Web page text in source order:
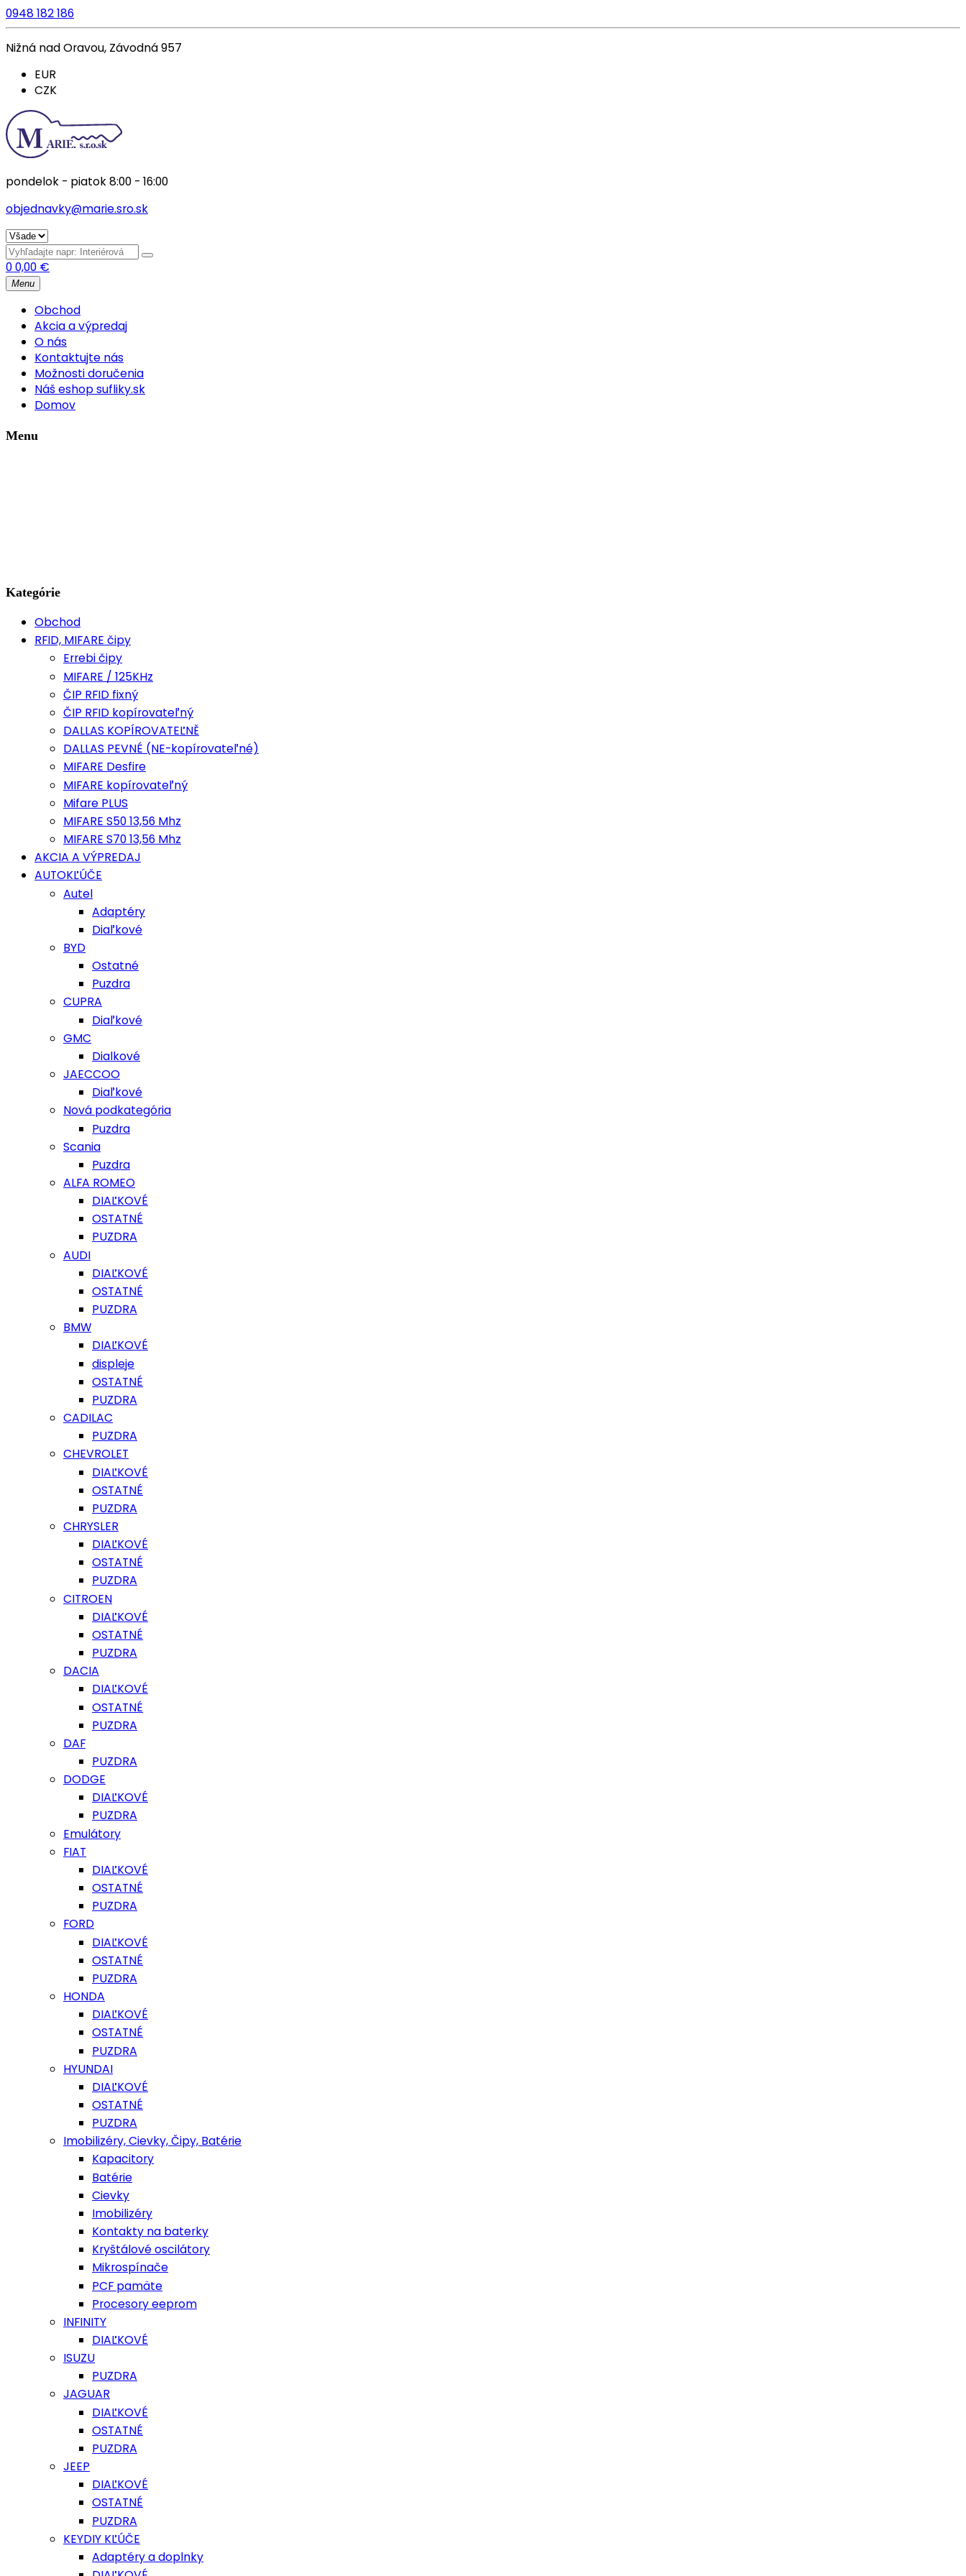
0948 182 186
Nižná nad Oravou, Závodná 957
EUR
CZK
pondelok - piatok 8:00 - 16:00
objednavky@marie.sro.sk
00,00 €
Menu
Obchod
Akcia a výpredaj
O nás
Kontaktujte nás
Možnosti doručenia
Náš eshop sufliky.sk
Domov
Menu
Kategórie
Obchod
RFID, MIFARE čipy
Errebi čipy
MIFARE / 125KHz
ČIP RFID fixný
ČIP RFID kopírovateľný
DALLAS KOPÍROVATEĽNĚ
DALLAS PEVNÉ (NE-kopírovateľné)
MIFARE Desfire
MIFARE kopírovateľný
Mifare PLUS
MIFARE S50 13,56 Mhz
MIFARE S70 13,56 Mhz
AKCIA A VÝPREDAJ
AUTOKĽÚČE
Autel
Adaptéry
Diaľkové
BYD
Ostatné
Puzdra
CUPRA
Diaľkové
GMC
Dialkové
JAECCOO
Diaľkové
Nová podkategória
Puzdra
Scania
Puzdra
ALFA ROMEO
DIAĽKOVÉ
OSTATNÉ
PUZDRA
AUDI
DIAĽKOVÉ
OSTATNÉ
PUZDRA
BMW
DIAĽKOVÉ
displeje
OSTATNÉ
PUZDRA
CADILAC
PUZDRA
CHEVROLET
DIAĽKOVÉ
OSTATNÉ
PUZDRA
CHRYSLER
DIAĽKOVÉ
OSTATNÉ
PUZDRA
CITROEN
DIAĽKOVÉ
OSTATNÉ
PUZDRA
DACIA
DIAĽKOVÉ
OSTATNÉ
PUZDRA
DAF
PUZDRA
DODGE
DIAĽKOVÉ
PUZDRA
Emulátory
FIAT
DIAĽKOVÉ
OSTATNÉ
PUZDRA
FORD
DIAĽKOVÉ
OSTATNÉ
PUZDRA
HONDA
DIAĽKOVÉ
OSTATNÉ
PUZDRA
HYUNDAI
DIAĽKOVÉ
OSTATNÉ
PUZDRA
Imobilizéry, Cievky, Čipy, Batérie
Kapacitory
Batérie
Cievky
Imobilizéry
Kontakty na baterky
Kryštálové oscilátory
Mikrospínače
PCF pamäte
Procesory eeprom
INFINITY
DIAĽKOVÉ
ISUZU
PUZDRA
JAGUAR
DIAĽKOVÉ
OSTATNÉ
PUZDRA
JEEP
DIAĽKOVÉ
OSTATNÉ
PUZDRA
KEYDIY KĽÚČE
Adaptéry a doplnky